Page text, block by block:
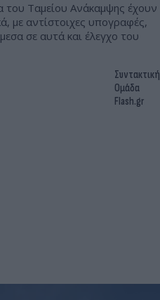
Ταμείου Ανάκαμψης έχουν
με αντίστοιχες υπογραφές,
σε αυτά και έλεγχο του
Συντακτική
Ομάδα
Flash.gr